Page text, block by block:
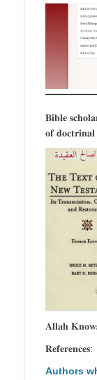
𝐁𝐢𝐛𝐥𝐞
𝐨𝐟 𝐝𝐨𝐜𝐭𝐫𝐢𝐧𝐚𝐥
𝐀𝐥𝐥𝐚𝐡
𝐑𝐞𝐟𝐞𝐫𝐞𝐧𝐜𝐞𝐬:
Authors